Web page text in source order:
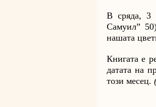
В сряда, 3
Самуил”
нашата
Книгата е
датата на
този месец.